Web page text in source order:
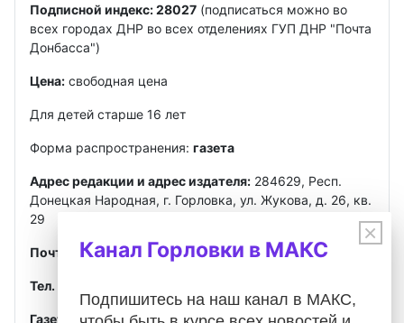
Подписной индекс: 28027 (подписаться можно во
всех городах ДНР во всех отделениях ГУП ДНР "Почта
Донбасса")
Цена: свободная цена
Для детей старше 16 лет
Форма распространения: газета
Адрес редакции и адрес издателя: 284629, Респ.
Донецкая Народная, г. Горловка, ул. Жукова, д. 26, кв.
29
Почта gorlovkasegodnya@ya.ru
Тел. ред.:
Газета зарегистрированаФедеральной службой по
×
Канал Горловки в МАКС
Подпишитесь на наш канал в МАКС,